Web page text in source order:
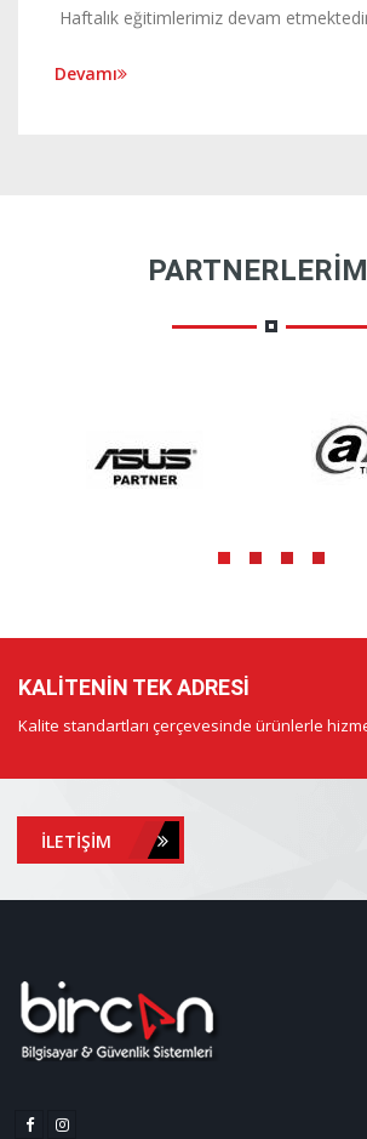
Haftalık eğitimlerimiz devam
Devamı
KALITENIN TEK ADRESI
Kalite standartları çerçevesinde ürünlerle
İLETIŞIM